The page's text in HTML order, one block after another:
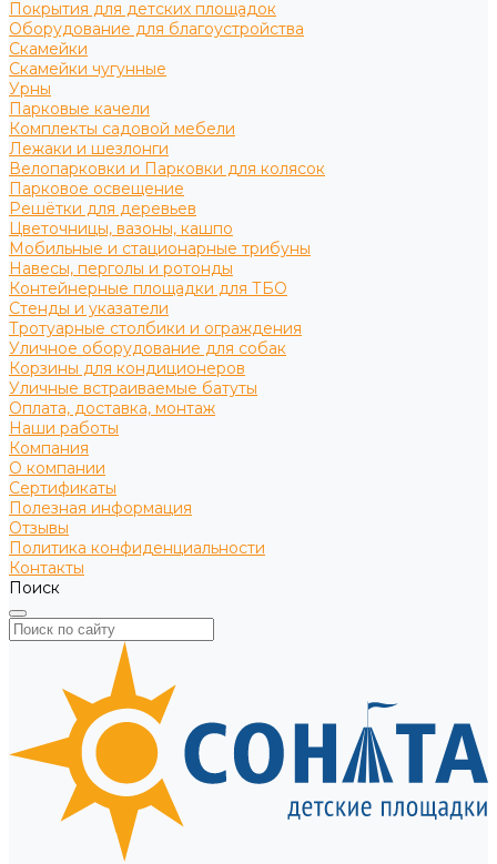
Покрытия для детских площадок
Оборудование для благоустройства
Скамейки
Скамейки чугунные
Урны
Парковые качели
Комплекты садовой мебели
Лежаки и шезлонги
Велопарковки и Парковки для колясок
Парковое освещение
Решётки для деревьев
Цветочницы, вазоны, кашпо
Мобильные и стационарные трибуны
Навесы, перголы и ротонды
Контейнерные площадки для ТБО
Стенды и указатели
Тротуарные столбики и ограждения
Уличное оборудование для собак
Корзины для кондиционеров
Уличные встраиваемые батуты
Оплата, доставка, монтаж
Наши работы
Компания
О компании
Сертификаты
Полезная информация
Отзывы
Политика конфиденциальности
Контакты
Поиск